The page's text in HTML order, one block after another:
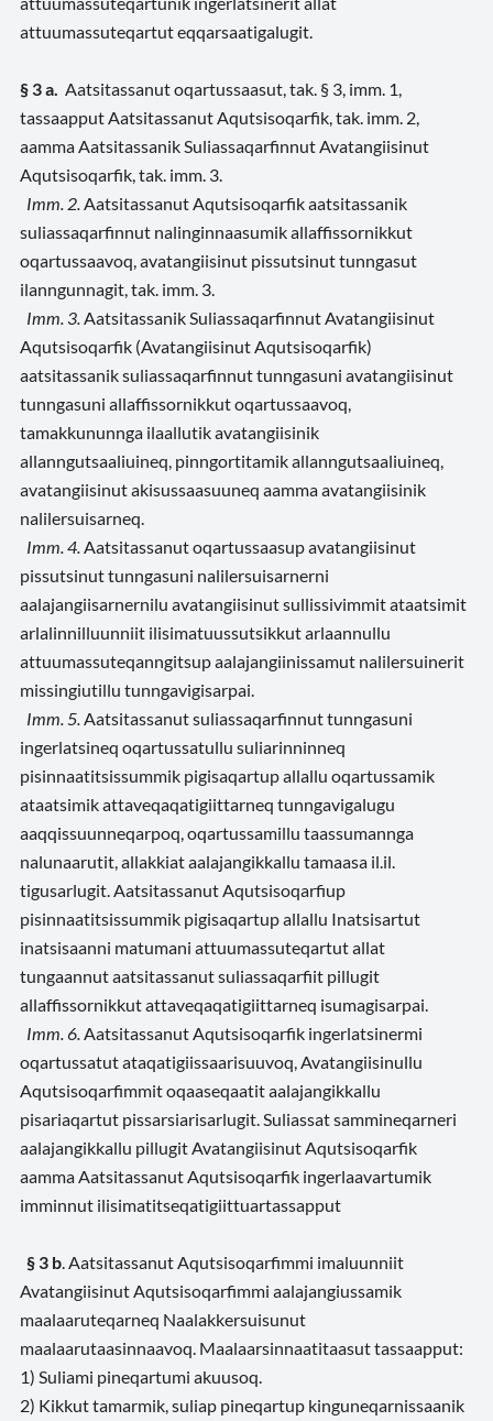
attuumassuteqartut eqqarsaatigalugit.
§ 3 a. Aatsitassanut oqartussaasut, tak. § 3, imm. 1,
tassaapput Aatsitassanut Aqutsisoqarfik, tak. imm. 2,
aamma Aatsitassanik Suliassaqarfinnut Avatangiisinut
Aqutsisoqarfik, tak. imm. 3.
Imm. 2. Aatsitassanut Aqutsisoqarfik aatsitassanik
suliassaqarfinnut nalinginnaasumik allaffissornikkut
oqartussaavoq, avatangiisinut pissutsinut tunngasut
ilanngunnagit, tak. imm. 3.
Imm. 3. Aatsitassanik Suliassaqarfinnut Avatangiisinut
Aqutsisoqarfik (Avatangiisinut Aqutsisoqarfik)
aatsitassanik suliassaqarfinnut tunngasuni avatangiisinut
tunngasuni allaffissornikkut oqartussaavoq,
tamakkununnga ilaallutik avatangiisinik
allanngutsaaliuineq, pinngortitamik allanngutsaaliuineq,
avatangiisinut akisussaasuuneq aamma avatangiisinik
nalilersuisarneq.
Imm. 4. Aatsitassanut oqartussaasup avatangiisinut
pissutsinut tunngasuni nalilersuisarnerni
aalajangiisarnernilu avatangiisinut sullissivimmit ataatsimit
arlalinnilluunniit ilisimatuussutsikkut arlaannullu
attuumassuteqanngitsup aalajangiinissamut nalilersuinerit
missingiutillu tunngavigisarpai.
Imm. 5. Aatsitassanut suliassaqarfinnut tunngasuni
ingerlatsineq oqartussatullu suliarinninneq
pisinnaatitsissummik pigisaqartup allallu oqartussamik
ataatsimik attaveqaqatigiittarneq tunngavigalugu
aaqqissuunneqarpoq, oqartussamillu taassumannga
nalunaarutit, allakkiat aalajangikkallu tamaasa il.il.
tigusarlugit. Aatsitassanut Aqutsisoqarfiup
pisinnaatitsissummik pigisaqartup allallu Inatsisartut
inatsisaanni matumani attuumassuteqartut allat
tungaannut aatsitassanut suliassaqarfiit pillugit
allaffissornikkut attaveqaqatigiittarneq isumagisarpai.
Imm. 6. Aatsitassanut Aqutsisoqarfik ingerlatsinermi
oqartussatut ataqatigiissaarisuuvoq, Avatangiisinullu
Aqutsisoqarfimmit oqaaseqaatit aalajangikkallu
pisariaqartut pissarsiarisarlugit. Suliassat sammineqarneri
aalajangikkallu pillugit Avatangiisinut Aqutsisoqarfik
aamma Aatsitassanut Aqutsisoqarfik ingerlaavartumik
imminnut ilisimatitseqatigiittuartassapput
§ 3 b . Aatsitassanut Aqutsisoqarfimmi imaluunniit
Avatangiisinut Aqutsisoqarfimmi aalajangiussamik
maalaaruteqarneq Naalakkersuisunut
maalaarutaasinnaavoq. Maalaarsinnaatitaasut tassaapput:
1) Suliami pineqartumi akuusoq.
2) Kikkut tamarmik, suliap pineqartup kinguneqarnissaanik